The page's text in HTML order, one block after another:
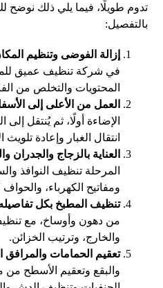
تدوم طويلًا، فيما يلي ذلك
بالتفصيل:
إزالة الفوضى وتنظيم
في شركة تنظيف عميق
المحتويات والتخلص من
العمل من الأعلى إلى
الإضاءة أولًا، ثم يُنتقل
انتقال الغبار وإعادة
العناية بالزجاج والجدران
المرحلة تنظيف النوافذ
ومفاتيح الكهرباء، والحواف
تنظيف المطبخ بكل
من دهون وأوساخ، مع
والخارج، وترتيب الخزائن.
تعقيم الحمامات
والبقع وتعقيم الأسطح